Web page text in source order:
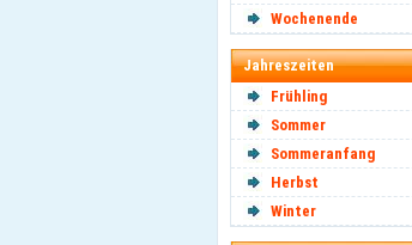
Wochenende
Jahreszeiten
Frühling
Sommer
Sommeranfang
Herbst
Winter